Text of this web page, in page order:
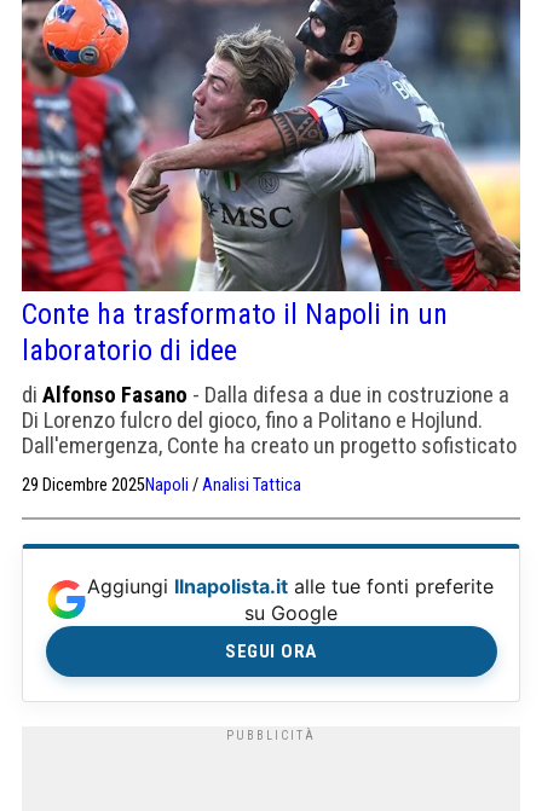
Conte ha trasformato il Napoli in un
laboratorio di idee
di Alfonso Fasano - Dalla difesa a due in costruzione a
Di Lorenzo fulcro del gioco, fino a Politano e Hojlund.
Dall'emergenza, Conte ha creato un progetto sofisticato
29 Dicembre 2025Napoli /Analisi Tattica
Aggiungi Ilnapolista.it alle tue fonti preferite
su Google
SEGUI ORA